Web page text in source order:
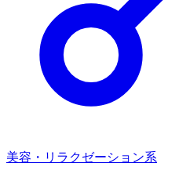
美容・リラクゼーション系